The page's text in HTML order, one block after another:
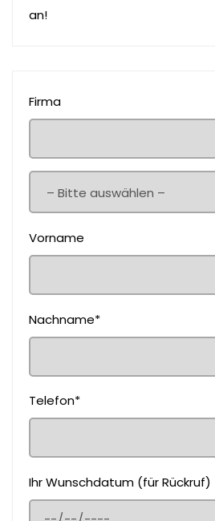
an!
Firma
Vorname
Nachname*
Telefon*
Ihr Wunschdatum (für Rückruf)